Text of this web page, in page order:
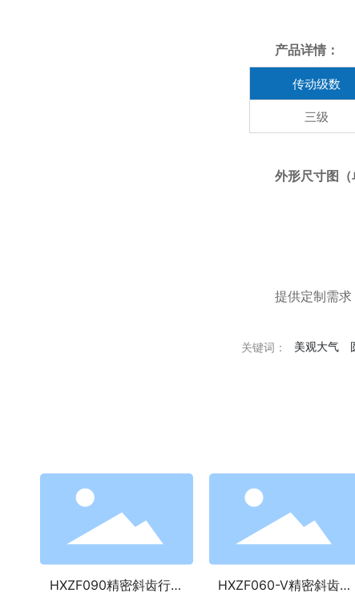
产品详情：
传动级数
三级
外形尺寸图（
提供定制需求，
关键词： 美观大气
HXZF090精密斜齿行星
HXZF060-V精密斜齿行